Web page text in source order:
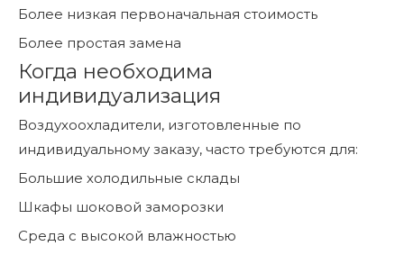
Более низкая первоначальная стоимость
Более простая замена
Когда необходима
индивидуализация
Воздухоохладители, изготовленные по
индивидуальному заказу, часто требуются для:
Большие холодильные склады
Шкафы шоковой заморозки
Среда с высокой влажностью